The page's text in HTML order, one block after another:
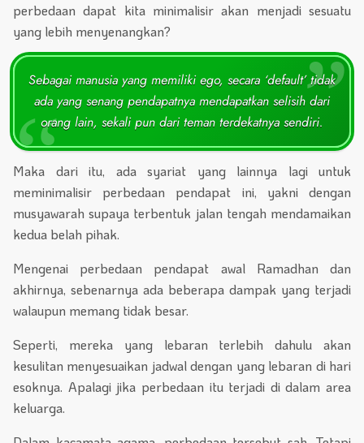
perbedaan dapat kita minimalisir akan menjadi sesuatu
yang lebih menyenangkan?
Sebagai manusia yang memiliki ego, secara ‘default’ tidak
ada yang senang pendapatnya mendapatkan selisih dari
orang lain, sekali pun dari teman terdekatnya sendiri.
Maka dari itu, ada syariat yang lainnya lagi untuk
meminimalisir perbedaan pendapat ini, yakni dengan
musyawarah supaya terbentuk jalan tengah mendamaikan
kedua belah pihak.
Mengenai perbedaan pendapat awal Ramadhan dan
akhirnya, sebenarnya ada beberapa dampak yang terjadi
walaupun memang tidak besar.
Seperti, mereka yang lebaran terlebih dahulu akan
kesulitan menyesuaikan jadwal dengan yang lebaran di hari
esoknya. Apalagi jika perbedaan itu terjadi di dalam area
keluarga.